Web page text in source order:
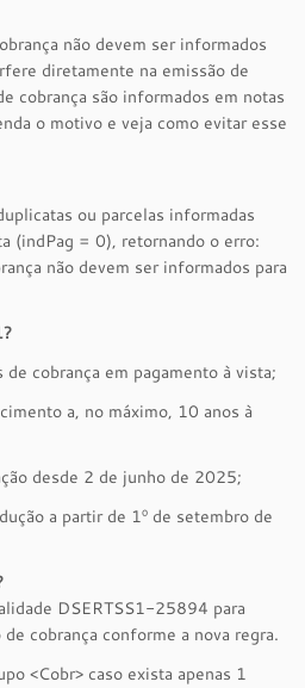
não devem ser informados
diretamente na emissão de
cobrança são informados em notas
o motivo e veja como evitar esse
ou parcelas informadas
(indPag = 0), retornando o erro:
não devem ser informados para
cobrança em pagamento à vista;
a, no máximo, 10 anos à
desde 2 de junho de 2025;
a partir de 1º de setembro de
DSERTSS1-25894 para
cobrança conforme a nova regra.
<Cobr> caso exista apenas 1